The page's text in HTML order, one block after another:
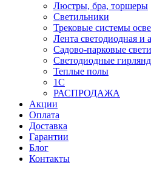
Люстры, бра, торшеры
Светильники
Трековые системы
Лента светодиодная и
Садово-парковые
Светодиодные
Теплые полы
1С
РАСПРОДАЖА
Акции
Оплата
Доставка
Гарантии
Блог
Контакты